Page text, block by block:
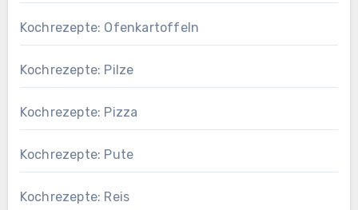
Kochrezepte: Ofenkartoffeln
Kochrezepte: Pilze
Kochrezepte: Pizza
Kochrezepte: Pute
Kochrezepte: Reis